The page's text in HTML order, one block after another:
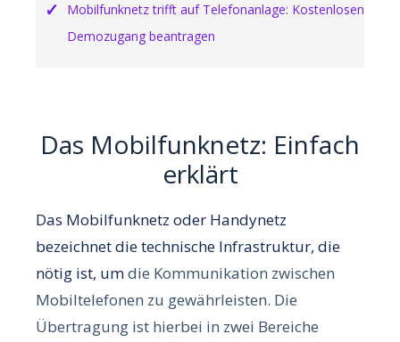
Mobilfunknetz trifft auf Telefonanlage: Kostenlosen
Demozugang beantragen
Das Mobilfunknetz: Einfach
erklärt
Das Mobilfunknetz oder Handynetz
bezeichnet die technische Infrastruktur, die
nötig ist, umdie Kommunikation zwischen
Mobiltelefonen zu gewährleisten. Die
Übertragung ist hierbei in zwei Bereiche